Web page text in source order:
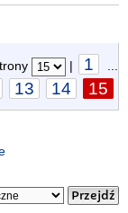
| 1
13 14 15